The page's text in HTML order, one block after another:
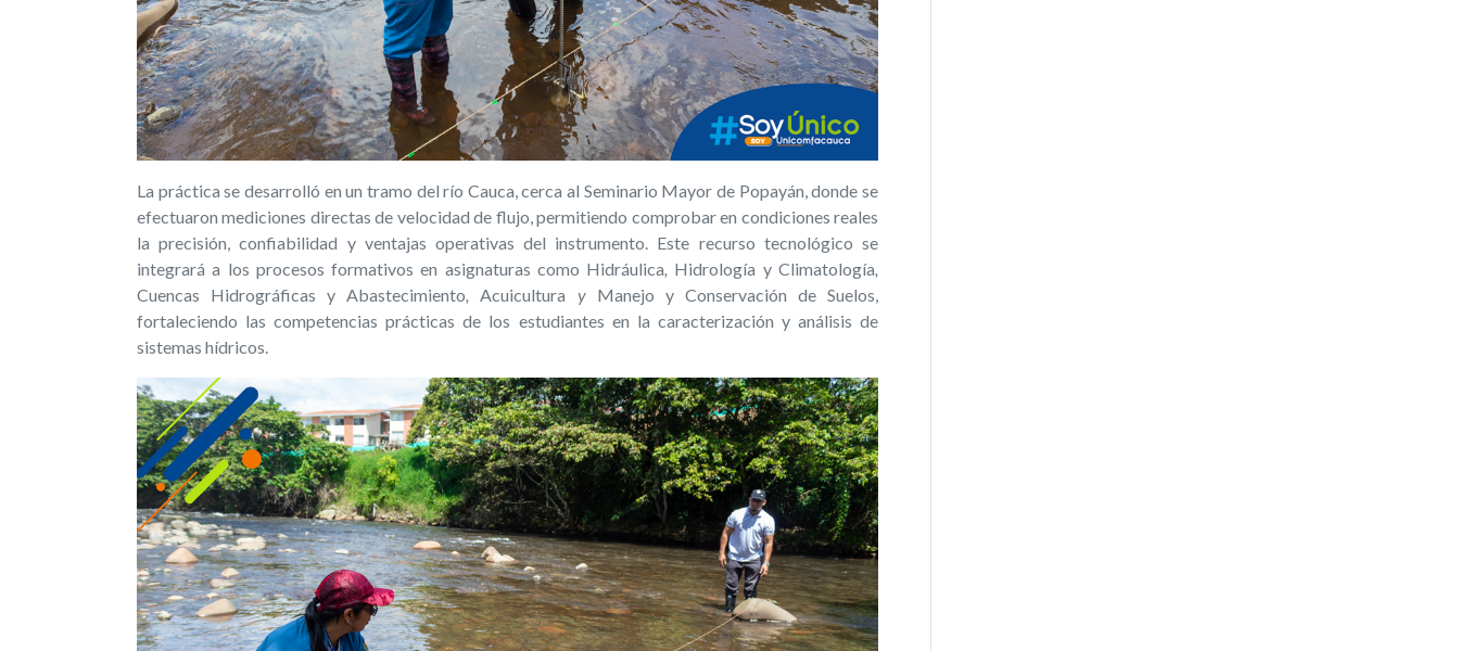
La práctica se desarrolló en un tramo del río Cauca, cerca al Seminario Mayor de Popayán, donde se
efectuaron mediciones directas de velocidad de flujo, permitiendo comprobar en condiciones reales
la precisión, confiabilidad y ventajas operativas del instrumento. Este recurso tecnológico se
integrará a los procesos formativos en asignaturas como Hidráulica, Hidrología y Climatología,
Cuencas Hidrográficas y Abastecimiento,Acuicultura y Manejo y Conservación de Suelos,
fortaleciendo las competencias prácticas de los estudiantes en la caracterización y análisis de
sistemas hídricos.